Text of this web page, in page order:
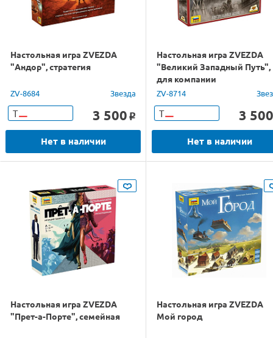
Настольная игра ZVEZDA
"Андор", стратегия
ZV-8684 Звезда
Т 3 500 o
Нет в наличии
Настольная игра ZVEZDA
"Великий Западный Путь",
для компании
ZV-8714
Т 3 500
Нет в наличии
Настольная игра ZVEZDA
"Прет-а-Порте", семейная
Настольная игра ZVEZDA
Мой город